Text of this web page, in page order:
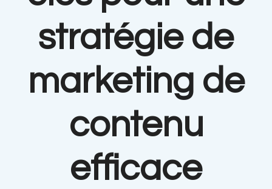
stratégie de
marketing de
contenu
efficace